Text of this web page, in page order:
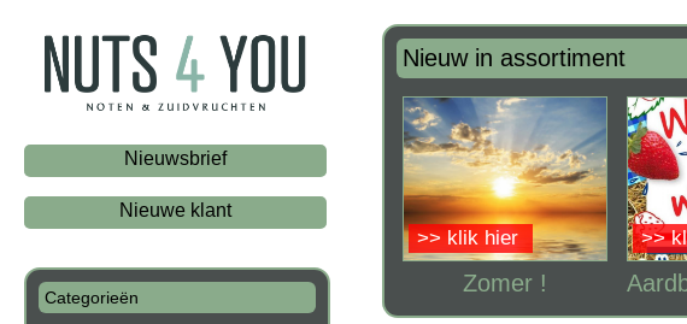
Nieuwsbrief
Nieuwe klant
Categorieën
Nieuw in assortiment
Zomer !
>> klik hier >>